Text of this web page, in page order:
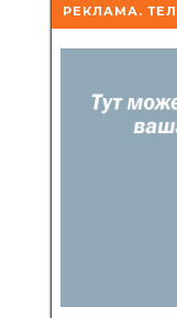
РЕКЛАМА.